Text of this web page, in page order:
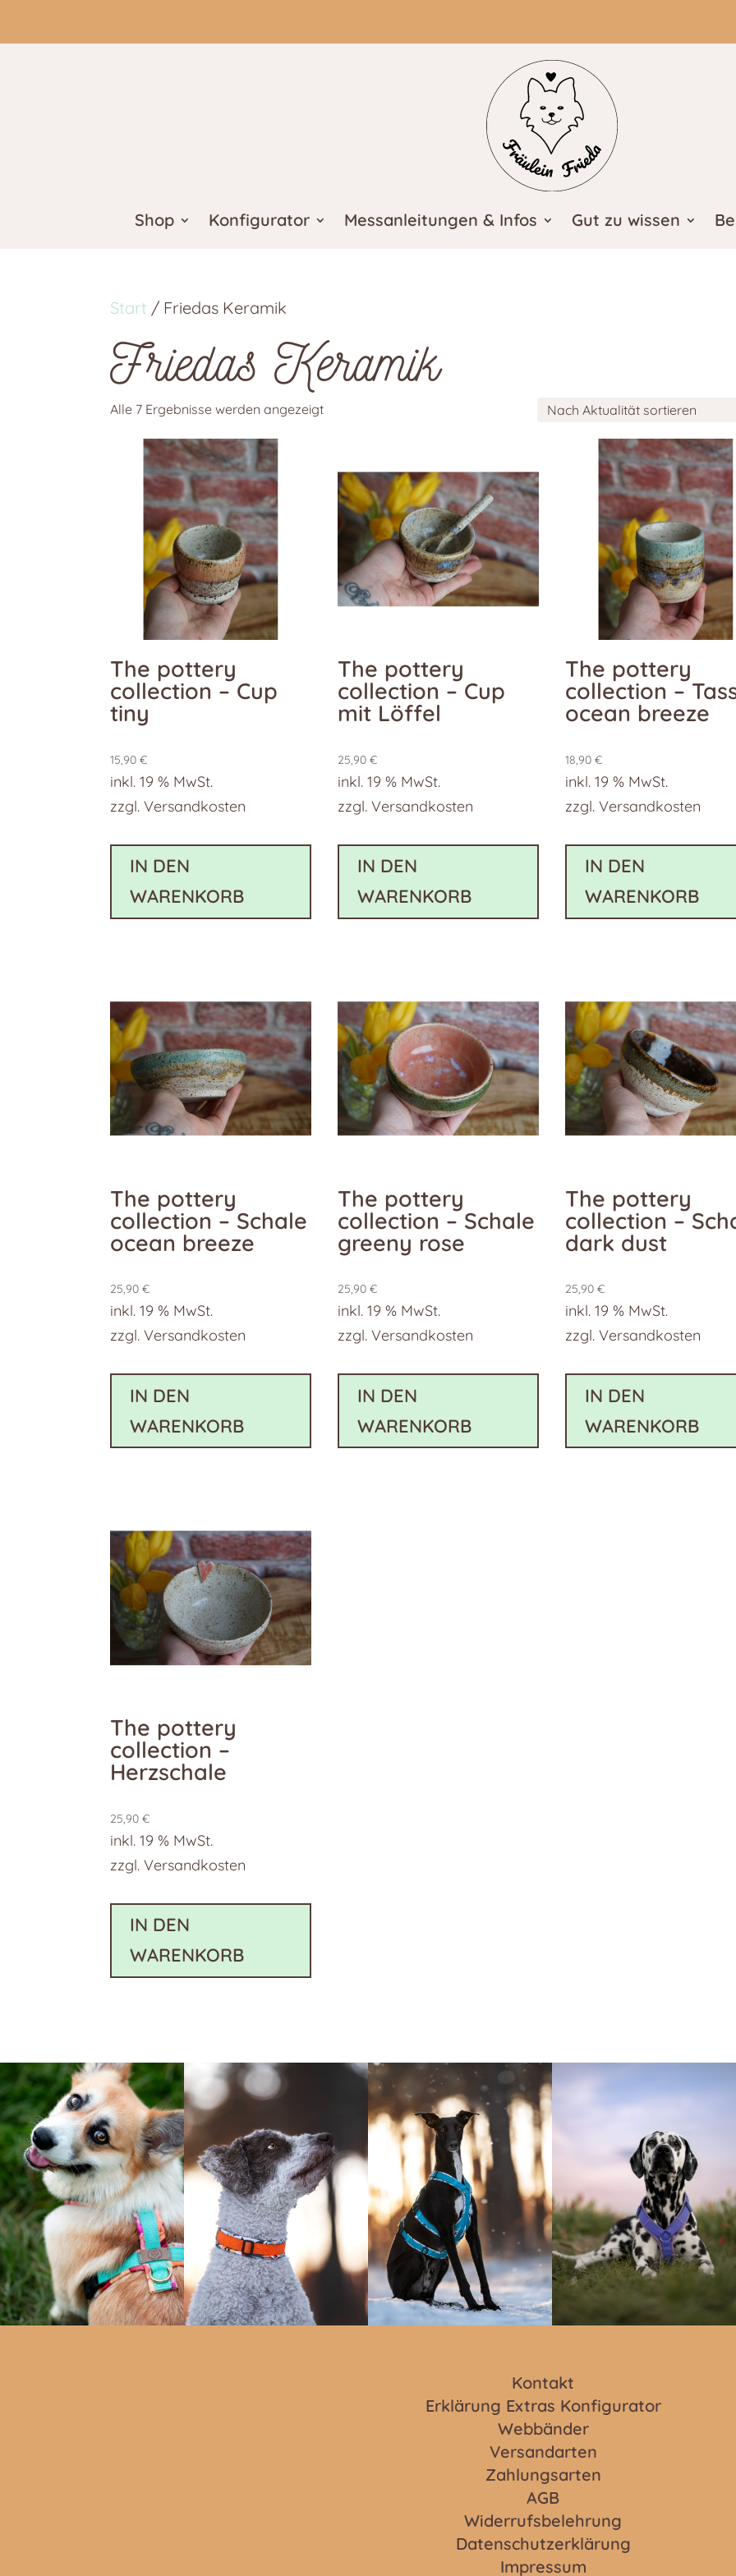
Shop Konfigurator Messanleitungen & Infos Gut zu wissen
Start / Friedas Keramik
Friedas Keramik
Alle 7 Ergebnisse werden angezeigtNach
The pottery
collection – Cup
tiny
15,90€
inkl. 19 % MwSt.
zzgl.Versandkosten
IN DEN
WARENKORB
The pottery
collection – Cup
mit Löffel
25,90€
inkl. 19 % MwSt.
zzgl.Versandkosten
IN DEN
WARENKORB
The pottery
collection –
ocean breeze
18,90€
inkl. 19 % MwSt.
zzgl.Versandkosten
IN DEN
WARENKORB
The pottery
collection – Schale
ocean breeze
25,90€
inkl. 19 % MwSt.
zzgl.Versandkosten
IN DEN
WARENKORB
The pottery
collection – Schale
greeny rose
25,90€
inkl. 19 % MwSt.
zzgl.Versandkosten
IN DEN
WARENKORB
The pottery
collection –
dark dust
25,90€
inkl. 19 % MwSt.
zzgl.Versandkosten
IN DEN
WARENKORB
The pottery
collection –
Herzschale
25,90€
inkl. 19 % MwSt.
zzgl.Versandkosten
IN DEN
WARENKORB
Kontakt
Erklärung Extras Konfigurator
Webbänder
Versandarten
Zahlungsarten
AGB
Widerrufsbelehrung
Datenschutzerklärung
Impressum